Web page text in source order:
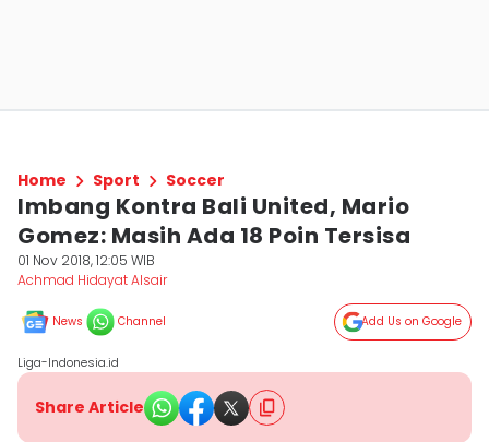
Home Sport Soccer
Imbang Kontra Bali United, Mario
Gomez: Masih Ada 18 Poin Tersisa
01 Nov 2018, 12:05 WIB
Achmad Hidayat Alsair
News Channel Add Us on Google
Liga-Indonesia.id
Share Article